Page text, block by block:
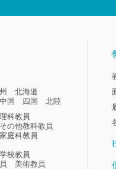
北海道
中国 四国
北陸
理科教員
その他教科教員
家庭科教員
校教員
美術教員